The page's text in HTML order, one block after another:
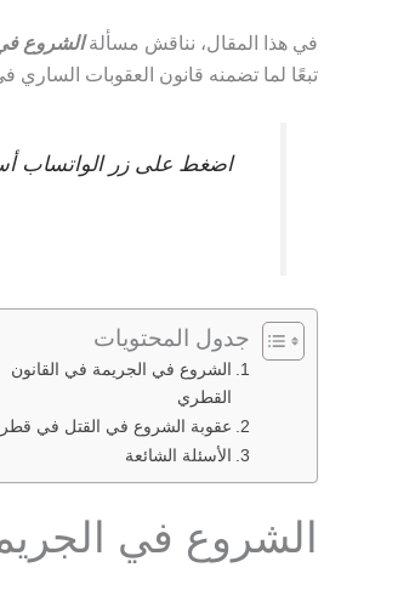
في هذا المقال، نناقش مسألةالشروع
تبعًا لما تضمنه قانون العقوبات الساري
اضغط على زر الواتساب
جدول المحتويات
الشروع في الجريمة في القانون
القطري
عقوبة الشروع في القتل في قطر
الأسئلة الشائعة
الشروع في